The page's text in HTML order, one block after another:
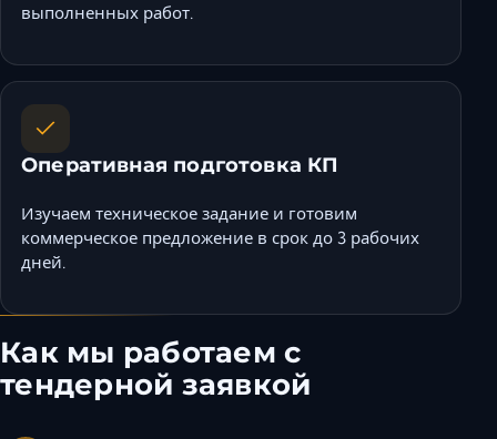
выполненных работ.
Оперативная подготовка КП
Изучаем техническое задание и готовим
коммерческое предложение в срок до 3 рабочих
дней.
Как мы работаем с
тендерной заявкой